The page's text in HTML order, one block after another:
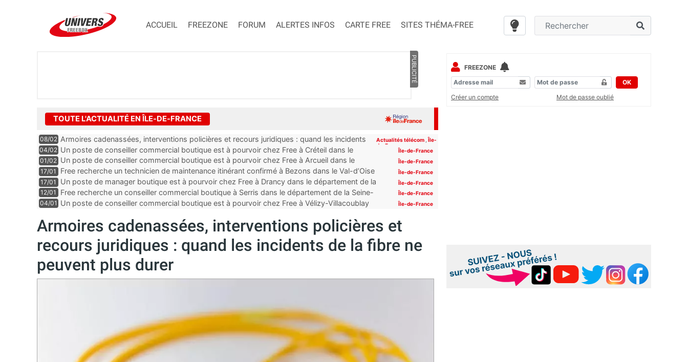
ACCUEIL FREEZONE FORUM ALERTES INFOS CARTE FREE SITES THÉMA-FREE
PUBLICITÉ
TOUTE L'ACTUALITÉ EN ÎLE-DE-FRANCE
08/02 Armoires cadenassées, interventions policières et recours juridiques : quand les incidents
de la fibre ne peuvent plus durer
Actualités télécom ,Île-
de-France
04/02 Un poste de conseiller commercial boutique est à pourvoir chez Free à Créteil dans le
département du Val-de-Marne
Île-de-France
01/02 Un poste de conseiller commercial boutique est à pourvoir chez Free à Arcueil dans le
département du Val-de-Marne
Île-de-France
17/01 Free recherche un technicien de maintenance itinérant confirmé à Bezons dans le Val-d’Oise Île-de-France
17/01
Un poste de manager boutique est à pourvoir chez Free à Drancy dans le département de la
Seine-Saint-Denis
Île-de-France
12/01
Free recherche un conseiller commercial boutique à Serris dans le département de la Seine-
et-Marne
Île-de-France
04/01 Un poste de conseiller commercial boutique est à pourvoir chez Free à Vélizy-Villacoublay
Île-de-France
Armoires cadenassées, interventions policières et
recours juridiques : quand les incidents de la fibre ne
peuvent plus durer
FREEZONE
OK
Créer un compte
Mot de passe oublié